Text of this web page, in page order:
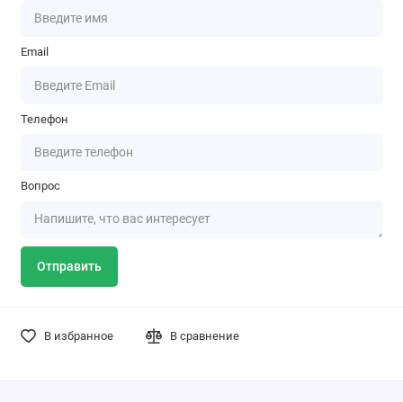
Email
Телефон
Вопрос
Отправить
В избранное В сравнение